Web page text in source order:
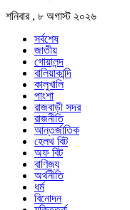
শনিবার , ৮ অগাস্ট ২০২৬
সর্বশেষ
জাতীয়
গোয়ালন্দ
বালিয়াকান্দি
কালুখালি
পাংশা
রাজবাড়ী সদর
রাজনীতি
আন্তর্জাতিক
হেলথ বিট
অফ বিট
বাণিজ্য
অর্থনীতি
ধর্ম
বিনোদন